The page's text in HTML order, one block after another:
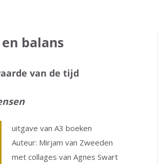
balans
van de tijd
uitgave van A3 boeken
Auteur: Mirjam van Zweeden
met collages van Agnes Swart